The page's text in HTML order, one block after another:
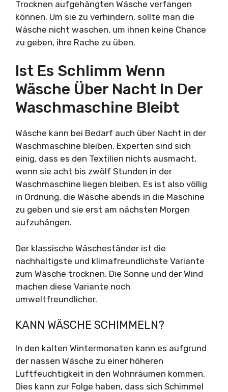
Trocknen aufgehängten Wäsche verfangen
können. Um sie zu verhindern, sollte man die
Wäsche nicht waschen, um ihnen keine Chance
zu geben, ihre Rache zu üben.
Ist Es Schlimm Wenn
Wäsche Über Nacht In Der
Waschmaschine Bleibt
Wäsche kann bei Bedarf auch über Nacht in der
Waschmaschine bleiben. Experten sind sich
einig, dass es den Textilien nichts ausmacht,
wenn sie acht bis zwölf Stunden in der
Waschmaschine liegen bleiben. Es ist also völlig
in Ordnung, die Wäsche abends in die Maschine
zu geben und sie erst am nächsten Morgen
aufzuhängen.
Der klassische Wäscheständer ist die
nachhaltigste und klimafreundlichste Variante
zum Wäsche trocknen. Die Sonne und der Wind
machen diese Variante noch
umweltfreundlicher.
KANN WÄSCHE SCHIMMELN?
In den kalten Wintermonaten kann es aufgrund
der nassen Wäsche zu einer höheren
Luftfeuchtigkeit in den Wohnräumen kommen.
Dies kann zur Folge haben, dass sich Schimmel